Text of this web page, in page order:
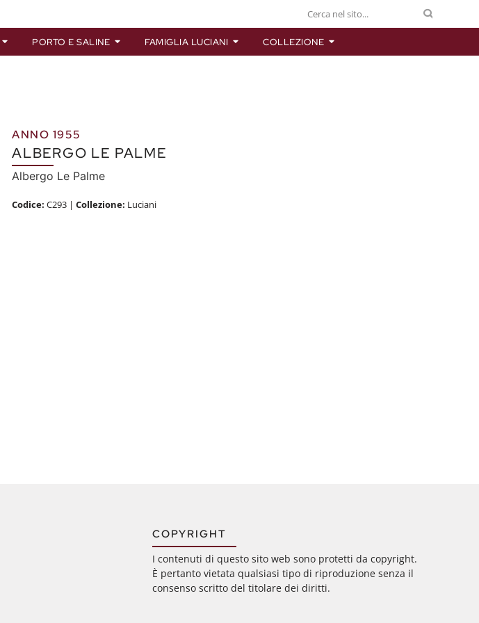
PORTO E SALINE FAMIGLIA LUCIANI COLLEZIONE
ANNO 1955
ALBERGO LE PALME
Albergo Le Palme
Codice: C293 | Collezione: Luciani
COPYRIGHT
I contenuti di questo sito web sono protetti da copyright.
È pertanto vietata qualsiasi tipo di riproduzione senza il
consenso scritto del titolare dei diritti.